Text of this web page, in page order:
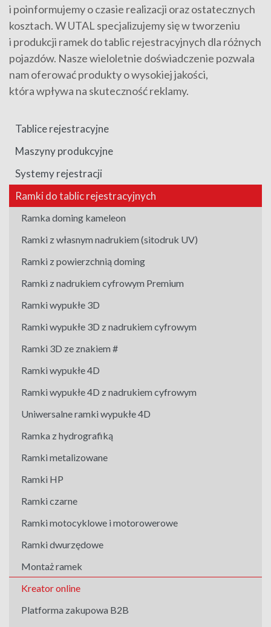
i poinformujemy o czasie realizacji oraz ostatecznych
kosztach. W UTAL specjalizujemy się w tworzeniu
i produkcji ramek do tablic rejestracyjnych dla różnych
pojazdów. Nasze wieloletnie doświadczenie pozwala
nam oferować produkty o wysokiej jakości,
która wpływa na skuteczność reklamy.
Tablice rejestracyjne
Maszyny produkcyjne
Systemy rejestracji
Ramki do tablic rejestracyjnych
Ramka doming kameleon
Ramki z własnym nadrukiem (sitodruk UV)
Ramki z powierzchnią doming
Ramki z nadrukiem cyfrowym Premium
Ramki wypukłe 3D
Ramki wypukłe 3D z nadrukiem cyfrowym
Ramki 3D ze znakiem #
Ramki wypukłe 4D
Ramki wypukłe 4D z nadrukiem cyfrowym
Uniwersalne ramki wypukłe 4D
Ramka z hydrografiką
Ramki metalizowane
Ramki HP
Ramki czarne
Ramki motocyklowe i motorowerowe
Ramki dwurzędowe
Montaż ramek
Kreator online
Platforma zakupowa B2B